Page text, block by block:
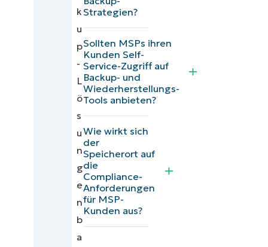
besten
Backup-
Software
unsere
Methode
Wichtige
Faktoren
bei der
Auswahl
von MSP-
Backup-
k
u
p
-
L
ö
s
u
n
g
e
n
b
a
Strategien?
Sollten MSPs ihren
Kunden Self-
Service-Zugriff auf
Backup- und
Wiederherstellungs-
Tools anbieten?
Wie wirkt sich
der
Speicherort auf
die
Compliance-
Anforderungen
für MSP-
Kunden aus?